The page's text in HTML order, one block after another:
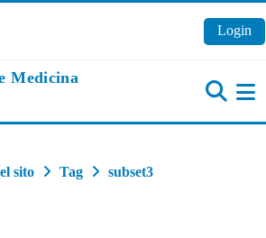
Login
Medicina
sito Tag subset3